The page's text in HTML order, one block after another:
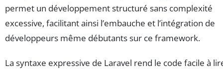
permet un développement structuré sans complexité
excessive, facilitant ainsi l’embauche et l’intégration de
développeurs même débutants sur ce framework.
La syntaxe expressive de Laravel rend le code facile à